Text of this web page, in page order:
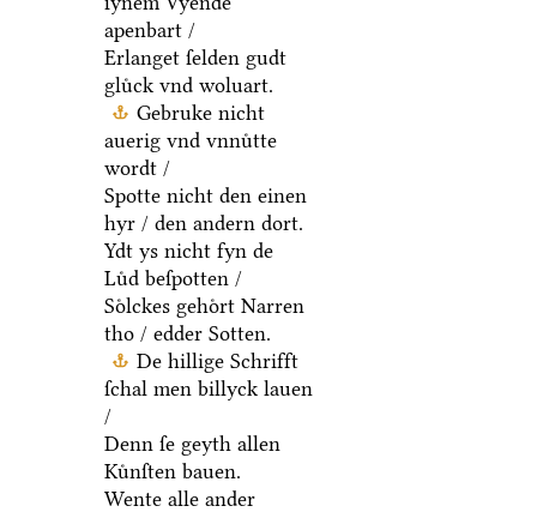
apenbart /
Erlanget ſelden gudt
gluͤck vnd woluart.
Gebruke nicht
auerig vnd vnnuͤtte
wordt /
Spotte nicht den einen
hyr / den andern dort.
Ydt ys nicht fyn de
Luͤd beſpotten /
Soͤlckes gehoͤrt Narren
tho / edder Sotten.
De hillige Schrifft
ſchal men billyck lauen
/
Denn ſe geyth allen
Kuͤnſten bauen.
Wente alle ander